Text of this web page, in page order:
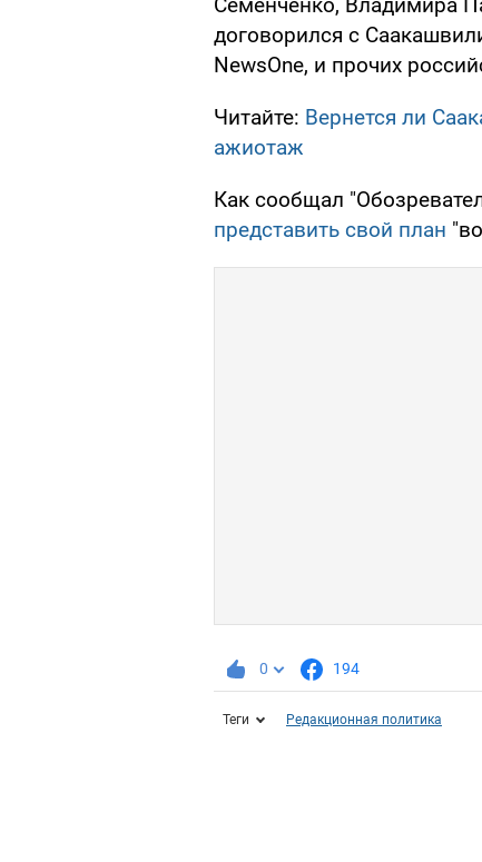
Семенченко, Владимира
договорился с
NewsOne, и прочих
Читайте: Вернется ли
ажиотаж
Как сообщал
представить свой план
0 194
Теги Редакционная политика